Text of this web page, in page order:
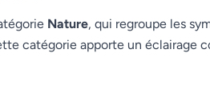
Nature, qui regroupe les
catégorie apporte un éclairage